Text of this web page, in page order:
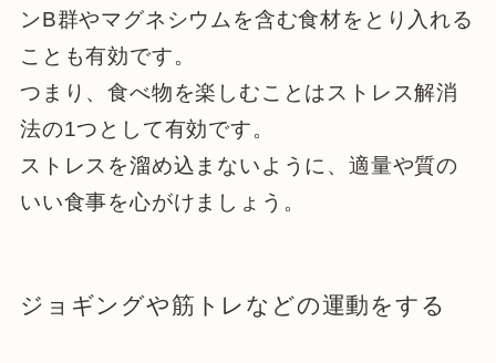
ンB群やマグネシウムを含む食材をとり入れる
ことも有効です。
つまり、食べ物を楽しむことはストレス解消
法の1つとして有効です。
ストレスを溜め込まないように、適量や質の
いい食事を心がけましょう。
ジョギングや筋トレなどの運動をする